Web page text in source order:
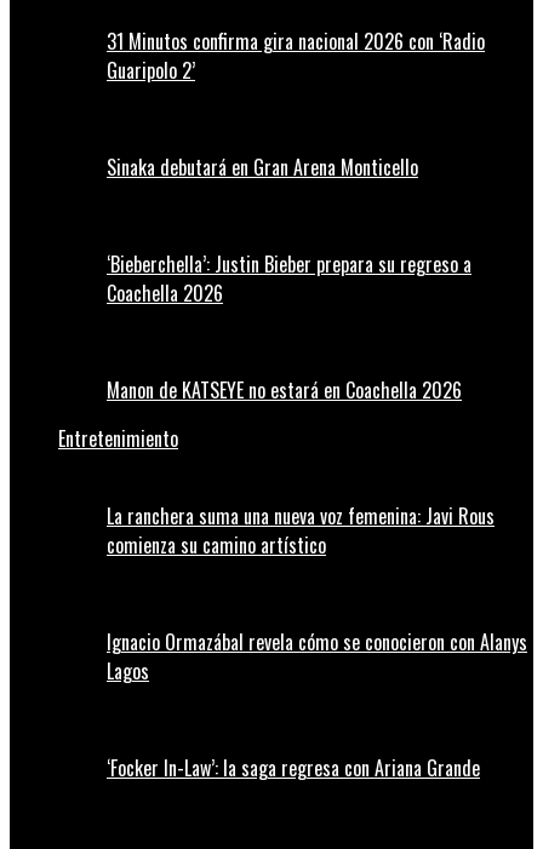
31 Minutos confirma gira nacional 2026 con ‘Radio
Guaripolo 2’
Sinaka debutará en Gran Arena Monticello
‘Bieberchella’: Justin Bieber prepara su regreso a
Coachella 2026
Manon de KATSEYE no estará en Coachella 2026
Entretenimiento
La ranchera suma una nueva voz femenina: Javi Rous
comienza su camino artístico
Ignacio Ormazábal revela cómo se conocieron con Alanys
Lagos
‘Focker In-Law’: la saga regresa con Ariana Grande